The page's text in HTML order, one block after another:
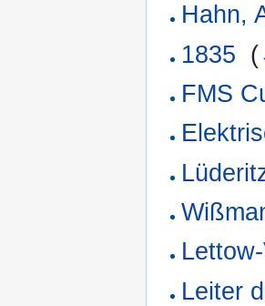
Hahn,
1835 (
FMS
Leiter